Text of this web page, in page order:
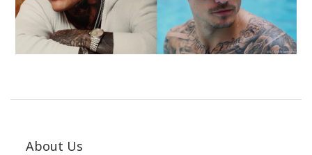
About Us